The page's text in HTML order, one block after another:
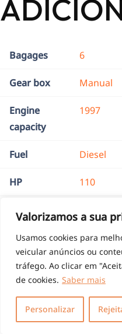
Valorizamos a sua
Usamos cookies para
veicular anúncios ou
tráfego. Ao clicar em
de cookies. Saber mais
Personalizar
Bagages 6
Gear box Manual
Engine
capacity
1997
Fuel Diesel
HP 110
CO2
emissions
Brand Renault
Passengers 9
Doors